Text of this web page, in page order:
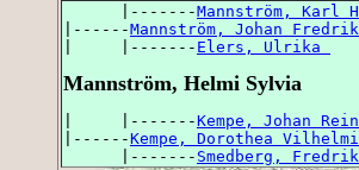
      |-------
Mannström, Karl
|------Mannström, Johan Fredrik
|     |------- Elers, Ulrika
Mannström, Helmi Sylvia
|     |-------Kempe, Johan
|------Kempe, Dorothea
      |-------
Smedberg,